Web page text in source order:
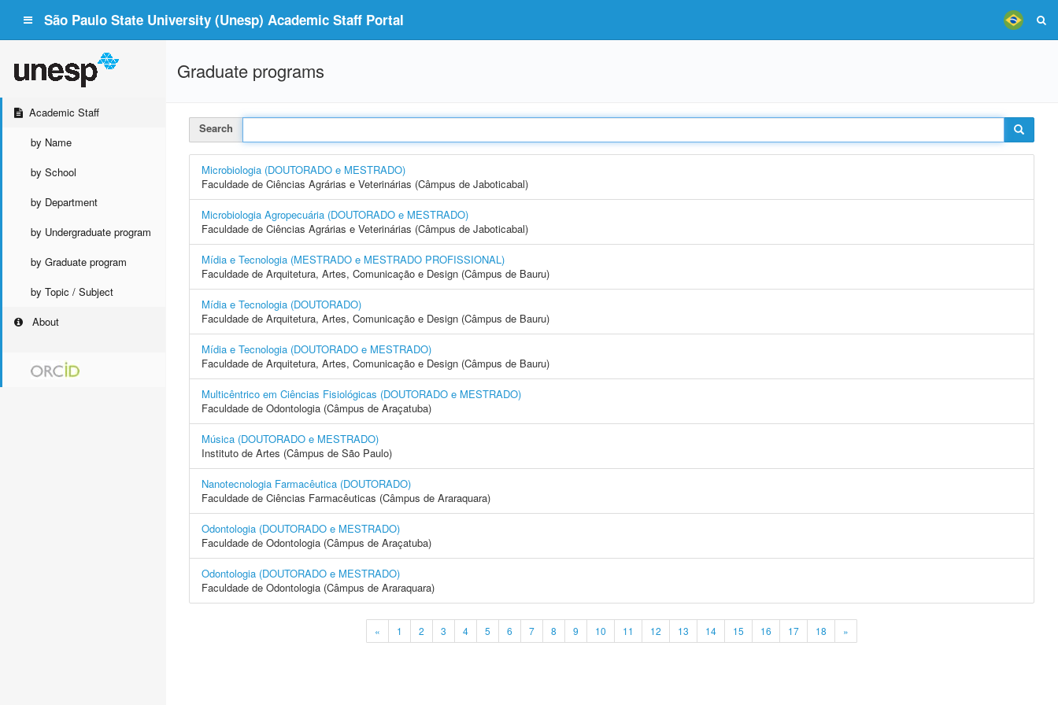
São Paulo State University (Unesp) Academic Staff Portal
Academic Staff
by Name
by School
by Department
by Undergraduate program
by Graduate program
by Topic / Subject
About
Graduate programs
Search
Microbiologia (DOUTORADO e MESTRADO)
Faculdade de Ciências Agrárias e Veterinárias (Câmpus de Jaboticabal)
Microbiologia Agropecuária (DOUTORADO e MESTRADO)
Faculdade de Ciências Agrárias e Veterinárias (Câmpus de Jaboticabal)
Mídia e Tecnologia (MESTRADO e MESTRADO PROFISSIONAL)
Faculdade de Arquitetura, Artes, Comunicação e Design (Câmpus de Bauru)
Mídia e Tecnologia (DOUTORADO)
Faculdade de Arquitetura, Artes, Comunicação e Design (Câmpus de Bauru)
Mídia e Tecnologia (DOUTORADO e MESTRADO)
Faculdade de Arquitetura, Artes, Comunicação e Design (Câmpus de Bauru)
Multicêntrico em Ciências Fisiológicas (DOUTORADO e MESTRADO)
Faculdade de Odontologia (Câmpus de Araçatuba)
Música (DOUTORADO e MESTRADO)
Instituto de Artes (Câmpus de São Paulo)
Nanotecnologia Farmacêutica (DOUTORADO)
Faculdade de Ciências Farmacêuticas (Câmpus de Araraquara)
Odontologia (DOUTORADO e MESTRADO)
Faculdade de Odontologia (Câmpus de Araçatuba)
Odontologia (DOUTORADO e MESTRADO)
Faculdade de Odontologia (Câmpus de Araraquara)
« 1 2 3 4 5 6 7 8 9 10 11 12 13 14 15 16 17 18 »